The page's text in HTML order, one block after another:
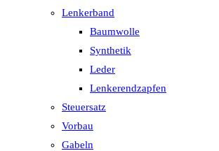
Lenkerband
Baumwolle
Synthetik
Leder
Lenkerendzapfen
Steuersatz
Vorbau
Gabeln